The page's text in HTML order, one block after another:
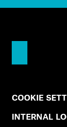
COOKIE
INTERNAL